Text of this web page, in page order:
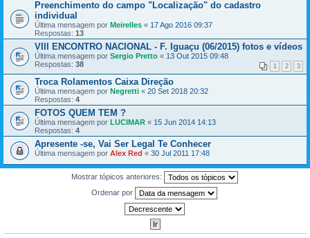
Preenchimento do campo "Localização" do cadastro
individual
Última mensagem por Meirelles « 17 Ago 2016 09:37
Respostas: 13
VIII ENCONTRO NACIONAL - F. Iguaçu (06/2015) fotos e vídeos
Última mensagem por Sergio Pretto « 13 Out 2015 09:48
Respostas: 38 1 2 3
Troca Rolamentos Caixa Direção
Última mensagem por Negretti « 20 Set 2018 20:32
Respostas: 4
FOTOS QUEM TEM ?
Última mensagem por LUCIMAR « 15 Jun 2014 14:13
Respostas: 4
Apresente -se, Vai Ser Legal Te Conhecer
Última mensagem por Alex Red « 30 Jul 2011 17:48
Mostrar tópicos anteriores:
Ordenar por